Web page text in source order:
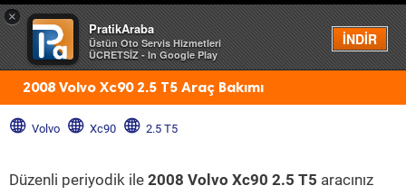
×
PratikAraba
Üstün Oto Servis Hizmetleri
ÜCRETSİZ - In Google Play
İNDİR
Menü
2008 Volvo Xc90 2.5 T5 Araç Bakımı
Volvo Xc90 2.5 T5
Düzenli periyodik ile 2008 Volvo Xc90 2.5 T5 aracınız